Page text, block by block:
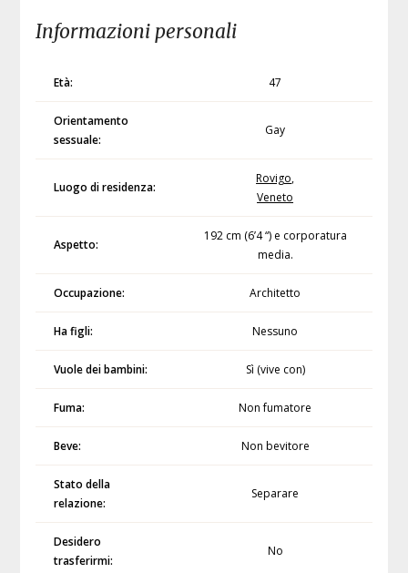
Informazioni personali
Età: 47
Orientamento
sessuale:
Gay
Luogo di residenza:
Rovigo,
Veneto
Aspetto:
192 cm (6’4 “) e corporatura
media.
Occupazione: Architetto
Ha figli: Nessuno
Vuole dei bambini: Sì (vive con)
Fuma: Non fumatore
Beve: Non bevitore
Stato della
relazione:
Separare
Desidero
trasferirmi:
No